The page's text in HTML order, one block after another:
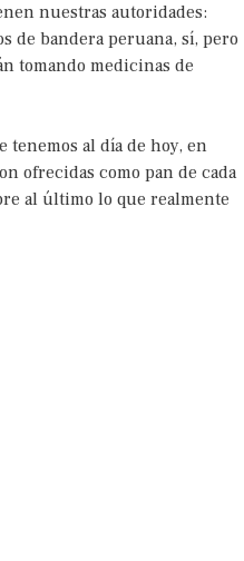
nuestras autoridades:
de bandera peruana, sí, pero
tomando medicinas de
al día de hoy, en
ofrecidas como pan de cada
al último lo que realmente